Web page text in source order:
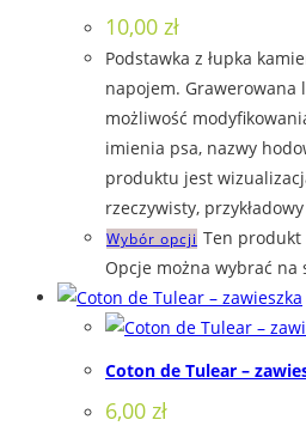
10,00 zł
Podstawka z łupka
napojem. Grawerowana
możliwość
imienia psa, nazwy
produktu jest
rzeczywisty,
Wybór opcji Ten
Opcje można wybrać
Coton de Tulear –
6,00 zł